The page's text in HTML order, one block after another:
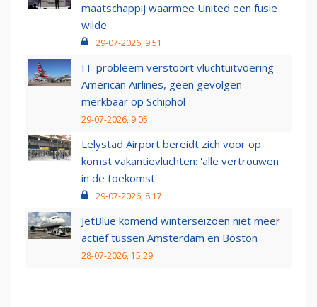
maatschappij waarmee United een fusie
wilde
29-07-2026, 9:51
IT-probleem verstoort vluchtuitvoering
American Airlines, geen gevolgen
merkbaar op Schiphol
29-07-2026, 9:05
Lelystad Airport bereidt zich voor op
komst vakantievluchten: 'alle vertrouwen
in de toekomst'
29-07-2026, 8:17
JetBlue komend winterseizoen niet meer
actief tussen Amsterdam en Boston
28-07-2026, 15:29